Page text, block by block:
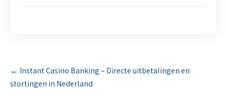
o
s
← Instant Casino Banking – Directe uitbetalingen en
stortingen in Nederland